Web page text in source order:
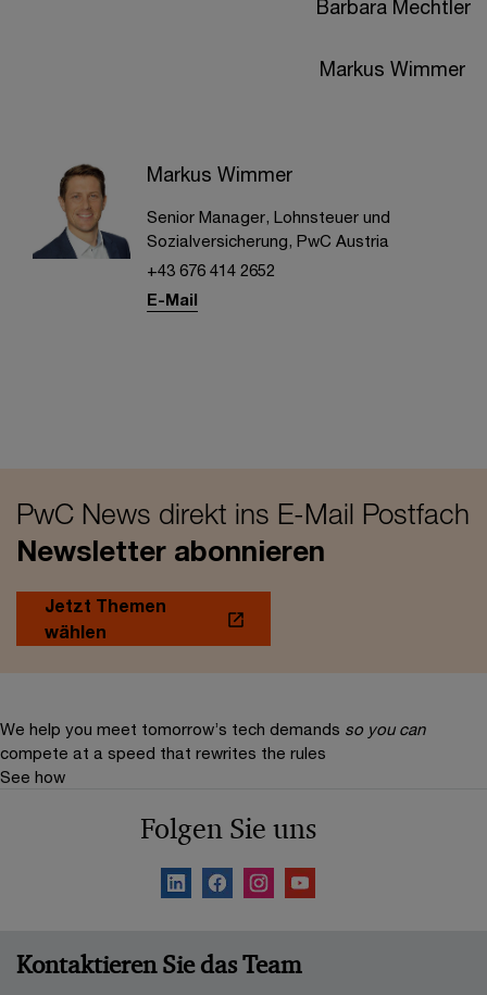
Barbara Mechtler
Markus Wimmer
Markus Wimmer
Senior Manager, Lohnsteuer und
Sozialversicherung, PwC Austria
+43 676 414 2652
E-Mail
PwC News direkt ins E-Mail Postfach
Newsletter abonnieren
Jetzt Themen
wählen
We help you meet tomorrow’s tech demands so you can
compete at a speed that rewrites the rules
See how
Folgen Sie uns
Kontaktieren Sie das Team